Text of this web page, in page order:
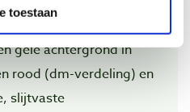
toestaan
gele achtergrond in
rood (dm-verdeling) en
slijtvaste